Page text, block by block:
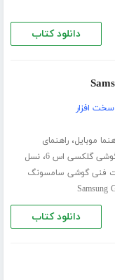
دانلود کتاب
افزار
موبایل،راهنمای
گلکسی اس 6 ،نسل
فنی گوشی سامسونگ
Samsung
دانلود کتاب